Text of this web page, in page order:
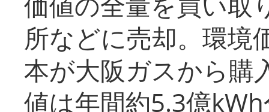
所などに売却。環境
本が大阪ガスから購
値は年間約5.3億